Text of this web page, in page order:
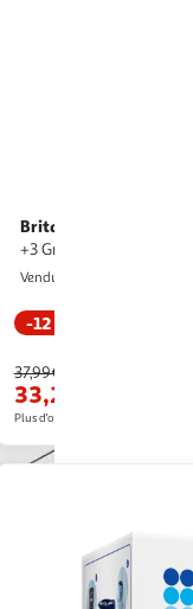
Brita
+3 Gris 2,4 litres
Vendu par
-12 %
37,99€
33,24€
Plus d'offres à partir de